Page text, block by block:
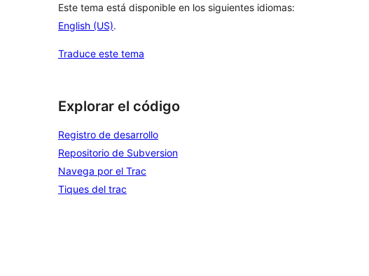
Este tema está disponible en los siguientes idiomas:
English (US).
Traduce este tema
Explorar el código
Registro de desarrollo
Repositorio de Subversion
Navega por el Trac
Tiques del trac